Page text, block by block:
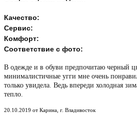
Качество:
Сервис:
Комфорт:
Соответствие с фото:
В одежде и в обуви предпочитаю черный
минималистичные угги мне очень
только увидела. Ведь впереди холодная
тепло.
20.10.2019 от Карина, г. Владивосток